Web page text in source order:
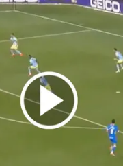
Así
en Leagues